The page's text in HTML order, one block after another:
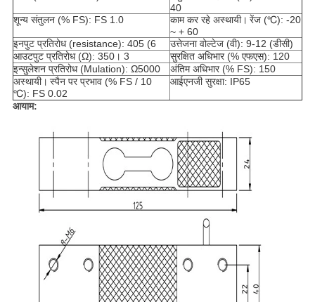
40
शून्य संतुलन (% FS): FS 1.0
काम कर रहे अस्थायी। रेंज (℃): -20
~ + 60
इनपुट प्रतिरोध (resistance): 405 (6
उत्तेजना वोल्टेज (वी): 9-12 (डीसी)
आउटपुट प्रतिरोध (Ω): 350। 3
सुरक्षित अधिभार (% एफएस): 120
इन्सुलेशन प्रतिरोध (Mulation): Ω5000
अंतिम अधिभार (% FS): 150
अस्थायी। स्पैन पर प्रभाव (% FS / 10
℃): FS 0.02
आईएनजी सुरक्षा: IP65
आयाम: